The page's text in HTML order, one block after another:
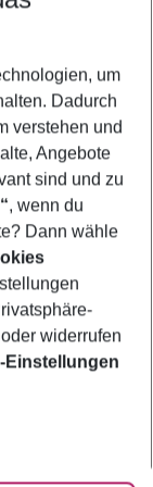
um
Dadurch
verstehen und
Angebote
sind und zu
, wenn du
Dann wähle
widerrufen
Einstellungen